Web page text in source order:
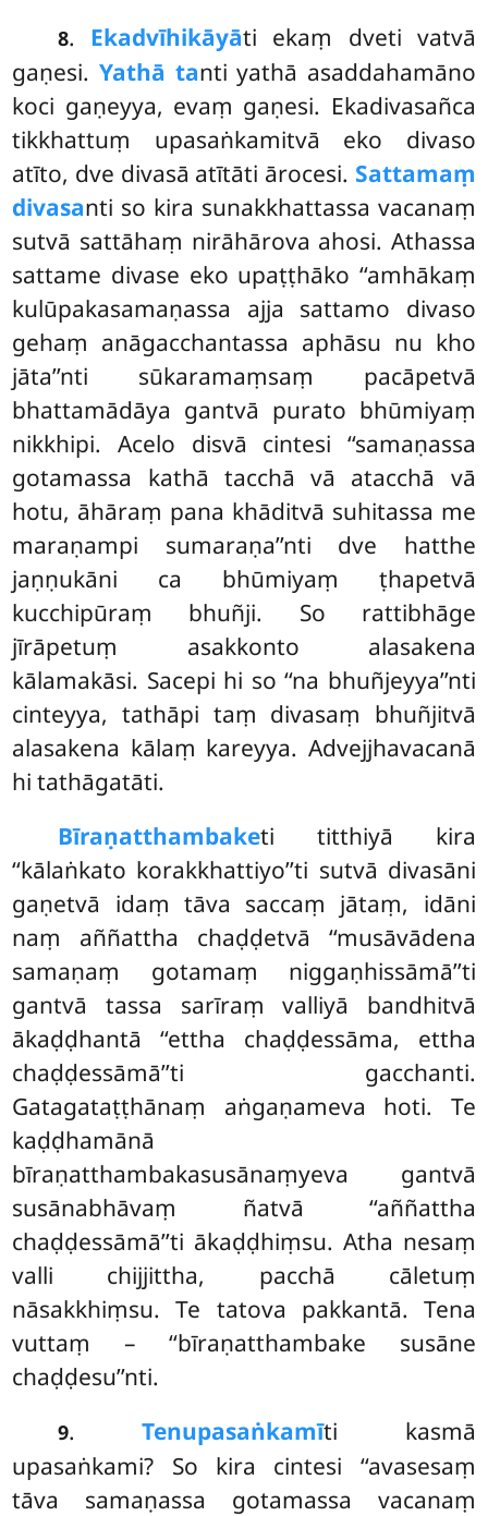
8. Ekadvīhikāyāti ekaṃ dveti vatvā
gaṇesi. Yathā tanti yathā asaddahamāno
koci gaṇeyya, evaṃ gaṇesi. Ekadivasañca
tikkhattuṃ upasaṅkamitvā eko divaso
atīto, dve divasā atītāti ārocesi. Sattamaṃ
divasanti so kira sunakkhattassa vacanaṃ
sutvā sattāhaṃ nirāhārova ahosi. Athassa
sattame divase eko upaṭṭhāko ‘‘amhākaṃ
kulūpakasamaṇassa ajja sattamo divaso
gehaṃ anāgacchantassa aphāsu nu kho
jāta’’nti sūkaramaṃsaṃ pacāpetvā
bhattamādāya gantvā purato bhūmiyaṃ
nikkhipi. Acelo disvā cintesi ‘‘samaṇassa
gotamassa kathā tacchā vā atacchā vā
hotu, āhāraṃ pana khāditvā suhitassa me
maraṇampi sumaraṇa’’nti dve hatthe
jaṇṇukāni ca bhūmiyaṃ ṭhapetvā
kucchipūraṃ bhuñji. So rattibhāge
jīrāpetuṃ asakkonto alasakena
kālamakāsi. Sacepi hi so ‘‘na bhuñjeyya’’nti
cinteyya, tathāpi taṃ divasaṃ bhuñjitvā
alasakena kālaṃ kareyya. Advejjhavacanā
hi tathāgatāti.
Bīraṇatthambaketi titthiyā kira
‘‘kālaṅkato korakkhattiyo’’ti sutvā divasāni
gaṇetvā idaṃ tāva saccaṃ jātaṃ, idāni
naṃ aññattha chaḍḍetvā ‘‘musāvādena
samaṇaṃ gotamaṃ niggaṇhissāmā’’ti
gantvā tassa sarīraṃ valliyā bandhitvā
ākaḍḍhantā ‘‘ettha chaḍḍessāma, ettha
chaḍḍessāmā’’ti gacchanti.
Gatagataṭṭhānaṃ aṅgaṇameva hoti. Te
kaḍḍhamānā
bīraṇatthambakasusānaṃyeva gantvā
susānabhāvaṃ ñatvā ‘‘aññattha
chaḍḍessāmā’’ti ākaḍḍhiṃsu. Atha nesaṃ
valli chijjittha, pacchā cāletuṃ
nāsakkhiṃsu. Te tatova pakkantā. Tena
vuttaṃ – ‘‘bīraṇatthambake susāne
chaḍḍesu’’nti.
9.Tenupasaṅkamīti kasmā
upasaṅkami? So kira cintesi ‘‘avasesaṃ
tāva samaṇassa gotamassa vacanaṃ